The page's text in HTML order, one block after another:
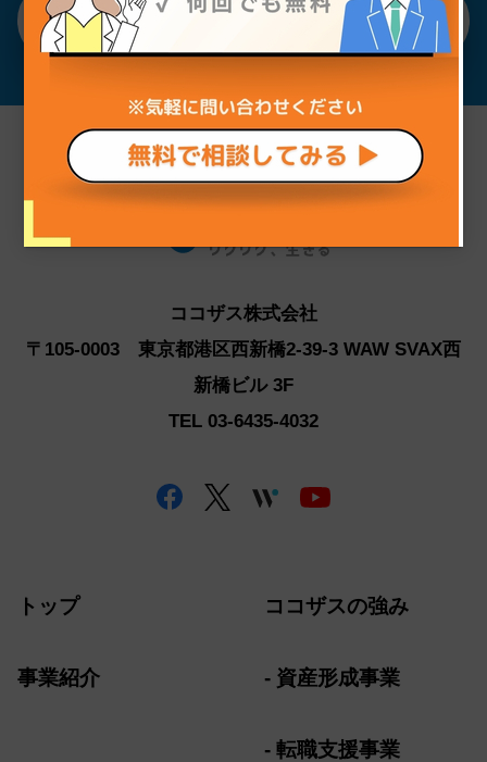
います。）を受け付けております。 開示等の
求めは、以下の「個人情報苦情及び相談窓
個人情報をご入力するにあたっての注意事項
必要事項が記載されていない場合、最適なご
回答ができない場合があります。
ココザス株式会社 個人情報保護管理者 総
個人情報苦情及び相談窓口
上記にご同意のうえ、お問い合わせ下さい。
今すぐ相談する
ココザス株式会社
〒105-0003 東京都港区西新橋2-39-3 WAW SVAX西
新橋ビル 3F
TEL 03-6435-4032
トップ ココザスの強み
事業紹介 資産形成事業
転職支援事業